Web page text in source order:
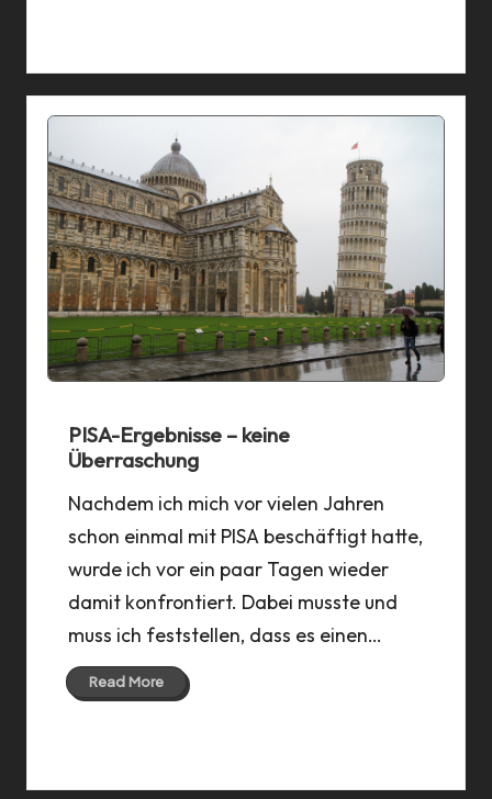
PISA-Ergebnisse – keine
Überraschung
Nachdem ich mich vor vielen Jahren
schon einmal mit PISA beschäftigt hatte,
wurde ich vor ein paar Tagen wieder
damit konfrontiert. Dabei musste und
muss ich feststellen, dass es einen…
Read More